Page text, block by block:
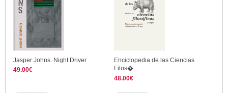
Jasper Johns. Night Driver
49.00€
Enciclopedia de las Ciencias
Filos�...
48.00€